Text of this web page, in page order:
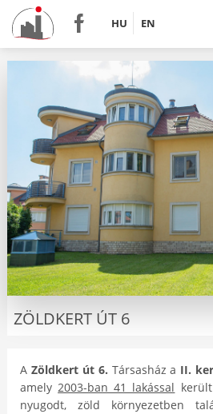
HU EN
ZÖLDKERT ÚT 6
AZöldkert út 6. Társasház a II.
amely2003-ban 41 lakással
nyugodt, zöld környezetben